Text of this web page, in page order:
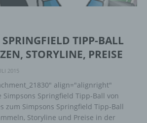
TIPP-BALL
STORYLINE, PREISE
2015
align="alignright"
Springfield Tipp-Ball von
zum Simpsons Springfield Tipp-Ball
Storyline und Preise in der